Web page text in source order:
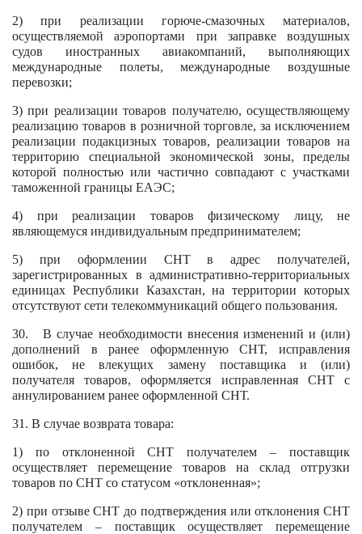
2) при реализации горюче-смазочных материалов,
осуществляемой аэропортами при заправке воздушных
судов иностранных авиакомпаний, выполняющих
международные полеты, международные воздушные
перевозки;
3) при реализации товаров получателю, осуществляющему
реализацию товаров в розничной торговле, за исключением
реализации подакцизных товаров, реализации товаров на
территорию специальной экономической зоны, пределы
которой полностью или частично совпадают с участками
таможенной границы ЕАЭС;
4) при реализации товаров физическому лицу, не
являющемуся индивидуальным предпринимателем;
5) при оформлении СНТ в адрес получателей,
зарегистрированных в административно-территориальных
единицах Республики Казахстан, на территории которых
отсутствуют сети телекоммуникаций общего пользования.
30. В случае необходимости внесения изменений и (или)
дополнений в ранее оформленную СНТ, исправления
ошибок, не влекущих замену поставщика и (или)
получателя товаров, оформляется исправленная СНТ с
аннулированием ранее оформленной СНТ.
31. В случае возврата товара:
1) по отклоненной СНТ получателем – поставщик
осуществляет перемещение товаров на склад отгрузки
товаров по СНТ со статусом «отклоненная»;
2) при отзыве СНТ до подтверждения или отклонения СНТ
получателем – поставщик осуществляет перемещение